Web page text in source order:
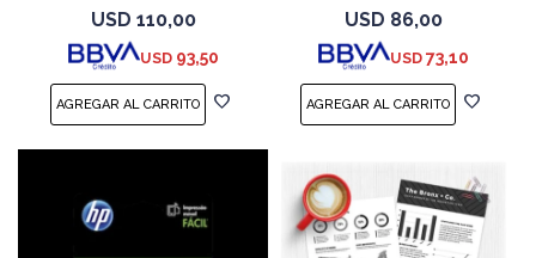
USD 110,00
USD 93,50
USD 86,00
USD 73,10